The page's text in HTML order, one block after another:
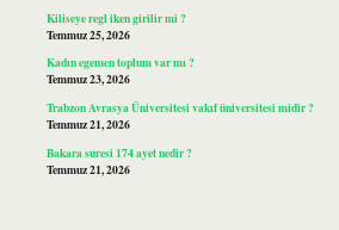
Kiliseye regl iken girilir mi ?
Temmuz 25, 2026
Kadın egemen toplum var mı ?
Temmuz 23, 2026
Trabzon Avrasya Üniversitesi vakıf üniversitesi midir ?
Temmuz 21, 2026
Bakara suresi 174 ayet nedir ?
Temmuz 21, 2026